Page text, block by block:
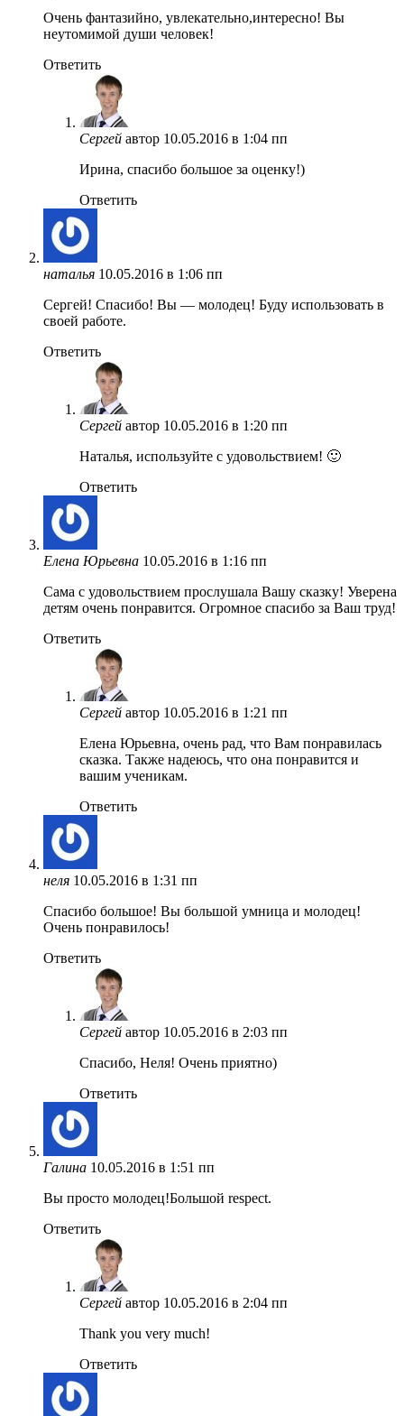
Очень фантазийно, увлекательно,интересно! Вы
неутомимой души человек!
Ответить
Сергей автор 10.05.2016 в 1:04 пп
Ирина, спасибо большое за оценку!)
Ответить
наталья 10.05.2016 в 1:06 пп
Сергей! Спасибо! Вы — молодец! Буду использовать в
своей работе.
Ответить
Сергей автор 10.05.2016 в 1:20 пп
Наталья, используйте с удовольствием! 🙂
Ответить
Елена Юрьевна 10.05.2016 в 1:16 пп
Сама с удовольствием прослушала Вашу сказку! Уверена
детям очень понравится. Огромное спасибо за Ваш труд!
Ответить
Сергей автор 10.05.2016 в 1:21 пп
Елена Юрьевна, очень рад, что Вам понравилась
сказка. Также надеюсь, что она понравится и
вашим ученикам.
Ответить
неля 10.05.2016 в 1:31 пп
Спасибо большое! Вы большой умница и молодец!
Очень понравилось!
Ответить
Сергей автор 10.05.2016 в 2:03 пп
Спасибо, Неля! Очень приятно)
Ответить
Галина 10.05.2016 в 1:51 пп
Вы просто молодец!Большой respect.
Ответить
Сергей автор 10.05.2016 в 2:04 пп
Thank you very much!
Ответить